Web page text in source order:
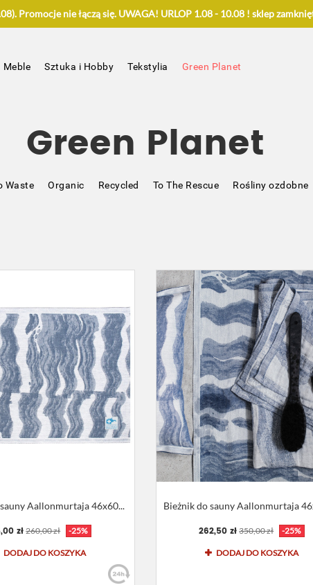
Promocje nie łączą się. UWAGA! URLOP 1.08 - 10.08 ! sklep
Meble Sztuka i Hobby Tekstylia Green Planet
Green Planet
Waste Organic Recycled To The Rescue Rośliny ozdobne
Aallonmurtaja 46x60...
zł 260,00 zł -25%
DODAJ DO KOSZYKA
Bieżnik do sauny Aallonmurtaja
262,50 zł 350,00 zł -25%
DODAJ DO KOSZYKA